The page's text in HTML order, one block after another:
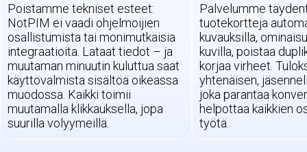
Poistamme tekniset esteet:
NotPIM ei vaadi ohjelmoijien
osallistumista tai monimutkaisia
integraatioita. Lataat tiedot – ja
muutaman minuutin kuluttua saat
käyttövalmista sisältöä oikeassa
muodossa. Kaikki toimii
muutamalla klikkauksella, jopa
suurilla volyymeillä.
Palvelumme
tuotekortteja
kuvauksilla,
kuvilla, poistaa
korjaa virheet.
yhtenäisen,
joka parantaa
helpottaa kaikkien
työtä.